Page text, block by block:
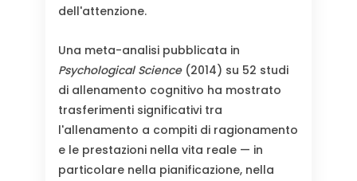
dell'attenzione.
Una meta-analisi pubblicata in
Psychological Science(2014) su 52 studi
di allenamento cognitivo ha mostrato
trasferimenti significativi tra
l'allenamento a compiti di ragionamento
e le prestazioni nella vita reale — in
particolare nella pianificazione, nella